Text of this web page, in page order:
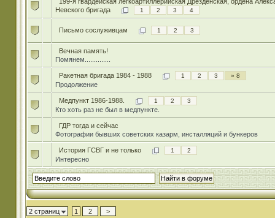
Невского бригада
1 2 3 4
Письмо сослуживцам 1 2 3
Вечная память!
Помянем..............
Ракетная бригада 1984 - 1988 1 2 3 » 8
Продолжение
Медпункт 1986-1988. 1 2 3
Кто хоть раз не был в медпункте.
ГДР тогда и сейчас
Фотографии бывших советских казарм, инсталляций и бункеров
История ГСВГ и не только 1 2
Интересно
2 страниц 1 2 >